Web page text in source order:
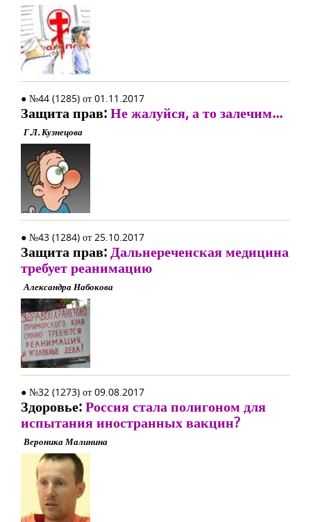
● №44 (1285) от 01.11.2017
Защита прав:Не жалуйся, а то залечим...
Г.Л. Кузнецова
● №43 (1284) от 25.10.2017
Защита прав:Дальнереченская медицина
требует реанимацию
Александра Набокова
● №32 (1273) от 09.08.2017
Здоровье:Россия стала полигоном для
испытания иностранных вакцин?
Вероника Малинина